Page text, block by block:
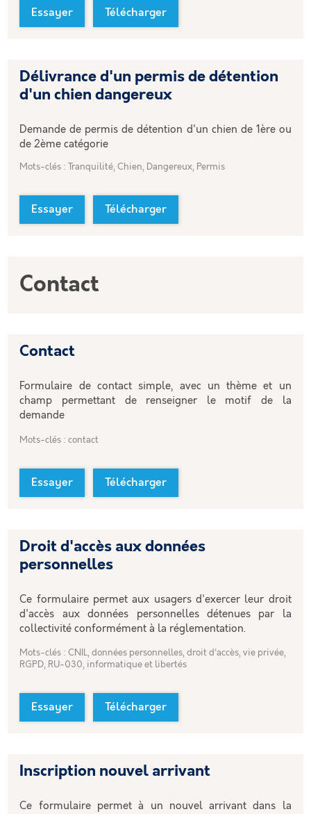
Essayer Télécharger
Délivrance d'un permis de détention
d'un chien dangereux
Demande de permis de détention d'un chien de 1ère ou
de 2ème catégorie
Mots-clés : Tranquilité, Chien, Dangereux, Permis
Essayer Télécharger
Contact
Contact
Formulaire de contact simple, avec un thème et un
champ permettant de renseigner le motif de la
demande
Mots-clés : contact
Essayer Télécharger
Droit d'accès aux données
personnelles
Ce formulaire permet aux usagers d'exercer leur droit
d'accès aux données personnelles détenues par la
collectivité conformément à la réglementation.
Mots-clés : CNIL, données personnelles, droit d'accès, vie privée,
RGPD, RU-030, informatique et libertés
Essayer Télécharger
Inscription nouvel arrivant
Ce formulaire permet à un nouvel arrivant dans la